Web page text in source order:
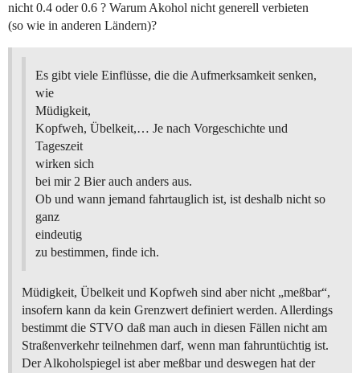
nicht 0.4 oder 0.6 ? Warum Akohol nicht generell verbieten
(so wie in anderen Ländern)?
Es gibt viele Einflüsse, die die Aufmerksamkeit senken,
wie
Müdigkeit,
Kopfweh, Übelkeit,… Je nach Vorgeschichte und
Tageszeit
wirken sich
bei mir 2 Bier auch anders aus.
Ob und wann jemand fahrtauglich ist, ist deshalb nicht so
ganz
eindeutig
zu bestimmen, finde ich.
Müdigkeit, Übelkeit und Kopfweh sind aber nicht „meßbar“,
insofern kann da kein Grenzwert definiert werden. Allerdings
bestimmt die STVO daß man auch in diesen Fällen nicht am
Straßenverkehr teilnehmen darf, wenn man fahruntüchtig ist.
Der Alkoholspiegel ist aber meßbar und deswegen hat der